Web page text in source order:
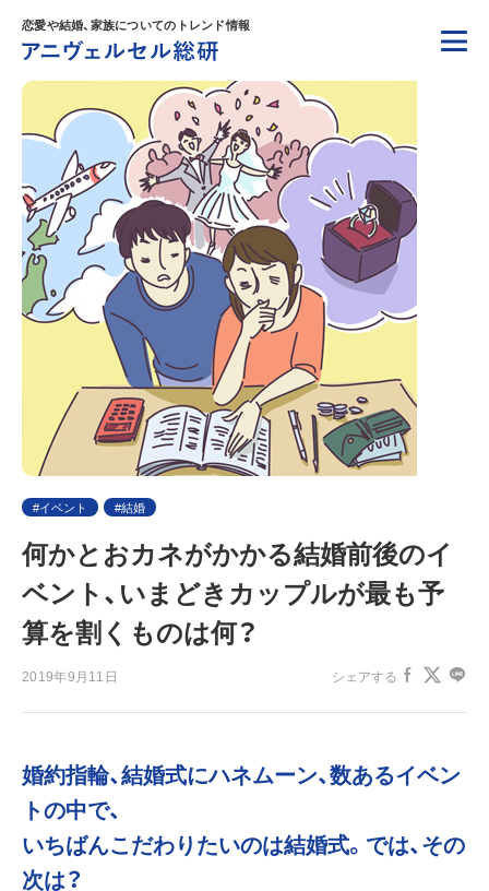
恋愛や結婚、家族についてのトレンド情報
イベント 結婚
何かとおカネがかかる結婚前後のイ
ベント、いまどきカップルが最も予
算を割くものは何？
2019年9月11日 シェアする
婚約指輪、結婚式にハネムーン、数あるイベン
トの中で、
いちばんこだわりたいのは結婚式。では、その
次は？